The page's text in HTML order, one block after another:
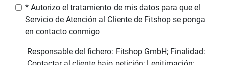
* Autorizo el tratamiento de mis datos para que el
Servicio de Atención al Cliente de Fitshop se ponga
en contacto conmigo
Responsable del fichero: Fitshop GmbH; Finalidad: